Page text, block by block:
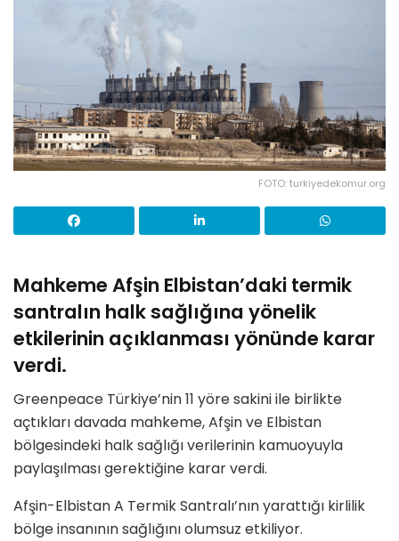
FOTO: turkiyedekomur.org
Mahkeme Afşin Elbistan’daki termik
santralın halk sağlığına yönelik
etkilerinin açıklanması yönünde karar
verdi.
Greenpeace Türkiye’nin 11 yöre sakini ile birlikte
açtıkları davada mahkeme, Afşin ve Elbistan
bölgesindeki halk sağlığı verilerinin kamuoyuyla
paylaşılması gerektiğine karar verdi.
Afşin-Elbistan A Termik Santralı’nın yarattığı kirlilik
bölge insanının sağlığını olumsuz etkiliyor.